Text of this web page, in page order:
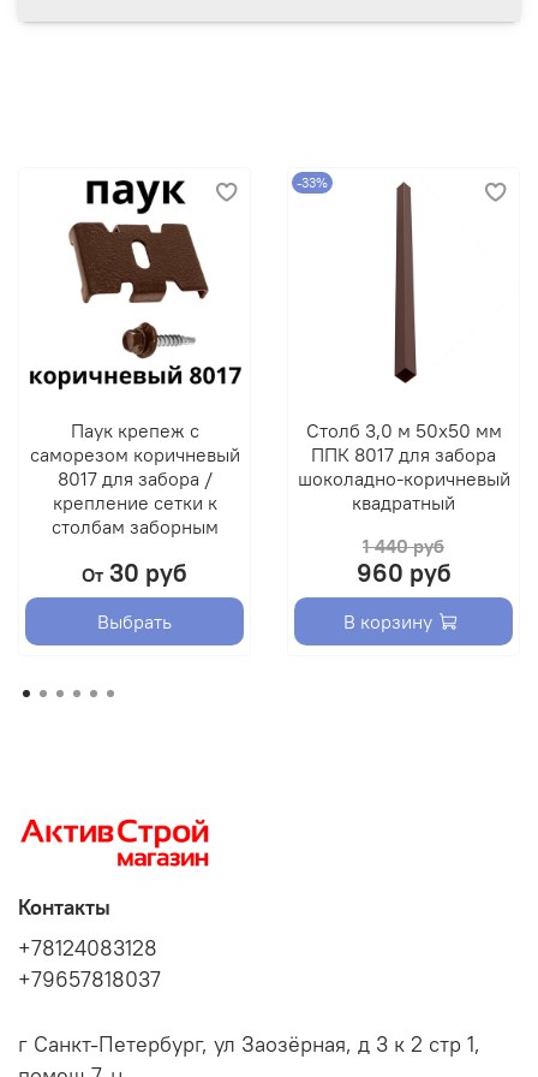
Паук крепеж с
саморезом коричневый
8017 для забора /
крепление сетки к
столбам заборным
От 30 руб
Выбрать
-33%
Столб 3,0 м 50х50 мм
ППК 8017 для забора
шоколадно-коричневый
квадратный
1 440 руб
960 руб
В корзину
Контакты
+78124083128
+79657818037
г Санкт-Петербург, ул Заозёрная, д 3 к 2 стр 1,